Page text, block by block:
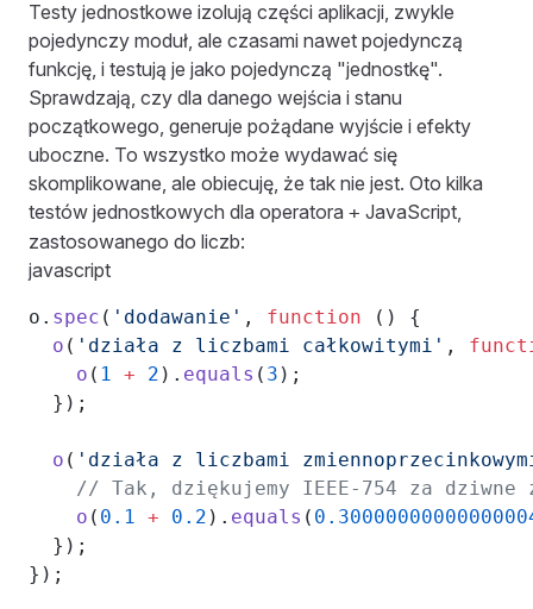
Testy jednostkowe izolują części aplikacji, zwykle
pojedynczy moduł, ale czasami nawet pojedynczą
funkcję, i testują je jako pojedynczą "jednostkę".
Sprawdzają, czy dla danego wejścia i stanu
początkowego, generuje pożądane wyjście i efekty
uboczne. To wszystko może wydawać się
skomplikowane, ale obiecuję, że tak nie jest. Oto kilka
testów jednostkowych dla operatora + JavaScript,
zastosowanego do liczb:
javascript
o. spec ( 'dodawanie' , function () {
  o
( 'działa z liczbami całkowitymi' ,
    o
( 1 + 2 ). equals ( 3 );
  });
  o
( 'działa z liczbami
// Tak, dziękujemy IEEE-754 za dziwne
    o
( 0.1 + 0.2 ). equals (
  });
});